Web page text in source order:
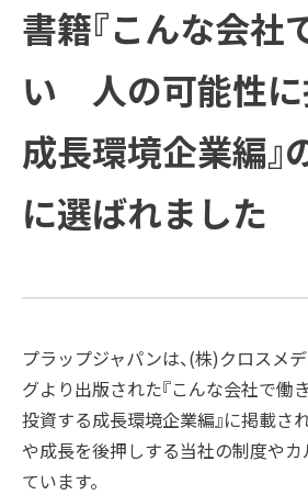
パ
ご
例
役
会
プ
プラップジャパンの特長
ご支援の進め方と主な活動例
業種
課題
ソリューション
SEMINARS
COMPANY 企業情報
企業情報
トップメッセージ
ダイバーシティ宣言
役員紹介
会社概要
TOPICS 新着情報
新着情報
海外事業
IDPR
Recruit
SUSTAINABILITY
IR
書籍『こんな会社
い 人の可能性に
成長環境企業編』
に選ばれました
プラップジャパンは、(株)クロスメ
グより出版された『こんな会社で
投資する成長環境企業編』に掲載さ
や成長を後押しする当社の制度や
ています。